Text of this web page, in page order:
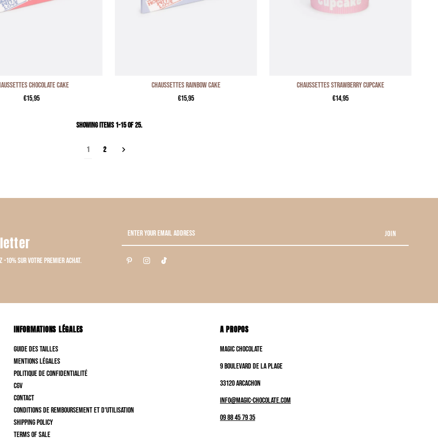
CHOCOLATE CAKE
€15,95
Chaussettes RAINBOW CAKE
€15,95
Chaussettes STRAWBERRY CUPCAKE
€14,95
Showing items 1-15 of 25.
1 2
sur votre premier achat.
Enter
Address
INFORMATIONS LÉGALES
Guide des tailles
Mentions Légales
Politique de confidentialité
CGV
Contact
Conditions de remboursement et d'utilisation
Shipping Policy
Terms of Sale
A PROPOS
Magic Chocolate
9 boulevard de la plage
33120 ARCACHON
info@magic-chocolate.com
09 88 45 79 35